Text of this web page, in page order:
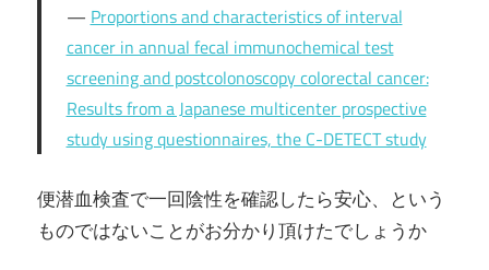
Proportions and characteristics of interval
cancer in annual fecal immunochemical test
screening and postcolonoscopy colorectal cancer:
Results from a Japanese multicenter prospective
study using questionnaires, the C-DETECT study
便潜血検査で一回陰性を確認したら安心、という
ものではないことがお分かり頂けたでしょうか